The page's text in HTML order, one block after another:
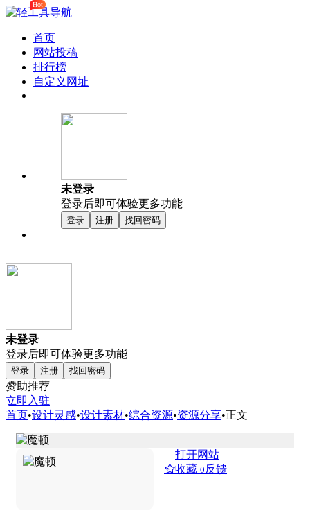
首页
网站投稿
排行榜
Hot
自定义网址
未登录
登录后即可体验更多功能
登录 注册 找回密码
未登录
登录后即可体验更多功能
登录 注册 找回密码
赞助推荐
立即入驻
首页•设计灵感•设计素材•综合资源•资源分享•正文
打开网站
收藏 0 反馈